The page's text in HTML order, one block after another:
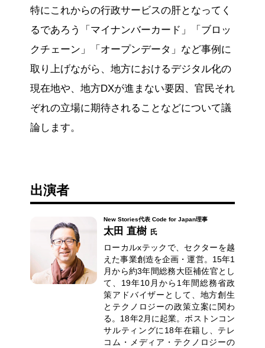
特にこれからの行政サービスの肝となってく
るであろう「マイナンバーカード」「ブロッ
クチェーン」「オープンデータ」など事例に
取り上げながら、地方におけるデジタル化の
現在地や、地方DXが進まない要因、官民それ
ぞれの立場に期待されることなどについて議
論します。
出演者
New Stories代表 Code for Japan理事
太田 直樹 氏
ローカルxテックで、セクターを越
えた事業創造を企画・運営。15年1
月から約3年間総務大臣補佐官とし
て、19年10月から1年間総務省政
策アドバイザーとして、地方創生
とテクノロジーの政策立案に関わ
る。18年2月に起業。ボストンコン
サルティングに18年在籍し、テレ
コム・メディア・テクノロジーの